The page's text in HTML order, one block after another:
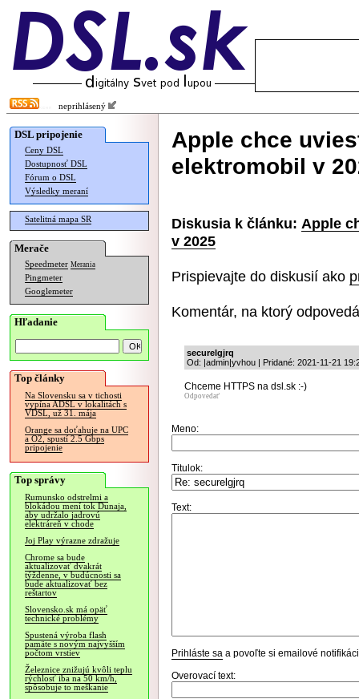
neprihlásený
DSL pripojenie
Ceny DSL
Dostupnosť DSL
Fórum o DSL
Výsledky meraní
Satelitná mapa SR
Merače
Speedmeter Merania
Pingmeter
Googlemeter
Hľadanie
Top články
Na Slovensku sa v tichosti
vypína ADSL v lokalitách s
VDSL, už 31. mája
Orange sa doťahuje na UPC
a O2, spustí 2.5 Gbps
pripojenie
Top správy
Rumunsko odstrelmi a
blokádou mení tok Dunaja,
aby udržalo jadrovú
elektráreň v chode
Joj Play výrazne zdražuje
Chrome sa bude
aktualizovať dvakrát
týždenne, v budúcnosti sa
bude aktualizovať bez
reštartov
Slovensko.sk má opäť
technické problémy
Spustená výroba flash
pamäte s novým najvyšším
počtom vrstiev
Železnice znižujú kvôli teplu
rýchlosť iba na 50 km/h,
spôsobuje to meškanie
Apple chce
elektromobil v
Diskusia k článku: Apple
v 2025
Prispievajte do diskusií ako
Komentár, na ktorý
securelgjrq
Od: |admin|yvhou | Pridané: 2021-11-21
Chceme HTTPS na dsl.sk :-)
Odpovedať
Meno:
Titulok:
Text:
Prihláste sa a povoľte si emailové
Overovací text: